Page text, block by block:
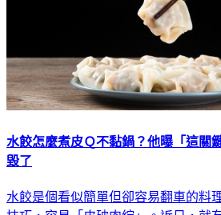
水餃怎麼煮皮Ｑ不黏鍋？他曝「這
毀了
水餃是個看似簡單但卻容易翻車的料